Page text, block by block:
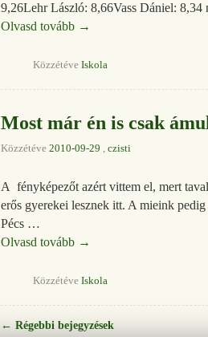
9,26Lehr László: 8,66Vass Dániel:
Olvasd tovább →
Közzétéve Iskola
Most már én is csak
Közzétéve 2010-09-29 , czisti
A fényképezőt azért vittem el, mert
erős gyerekei lesznek itt. A mieink
Pécs …
Olvasd tovább →
Közzétéve Iskola
Bejegyzés navigáció
← Régebbi bejegyzések